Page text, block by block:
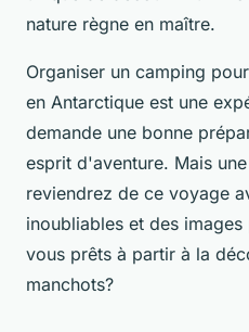
nature règne en maître.
Organiser un camping
en Antarctique est une
demande une bonne
esprit d'aventure. Mais
reviendrez de ce voyage
inoubliables et des
vous prêts à partir à la
manchots?